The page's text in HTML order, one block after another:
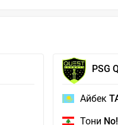
PSG
Айбек
Тони